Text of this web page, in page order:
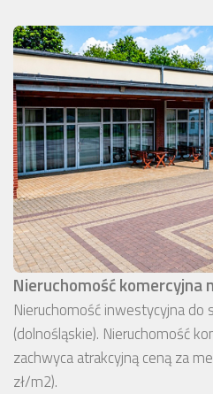
Nieruchomość komercyjna
Nieruchomość inwestycyjna do
(dolnośląskie). Nieruchomość
zachwyca atrakcyjną ceną za
zł/m2).